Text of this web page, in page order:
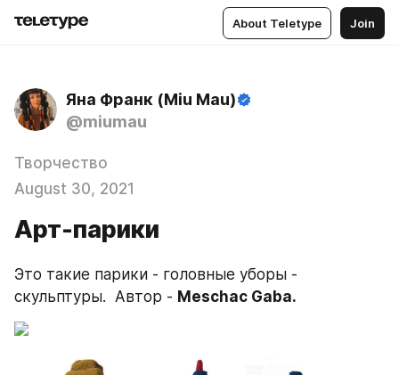
About Teletype Join
Яна Франк (Miu Mau)
@miumau
Творчество
August 30, 2021
Арт-парики
Это такие парики - головные уборы -
скульптуры.  Автор - Meschac Gaba.